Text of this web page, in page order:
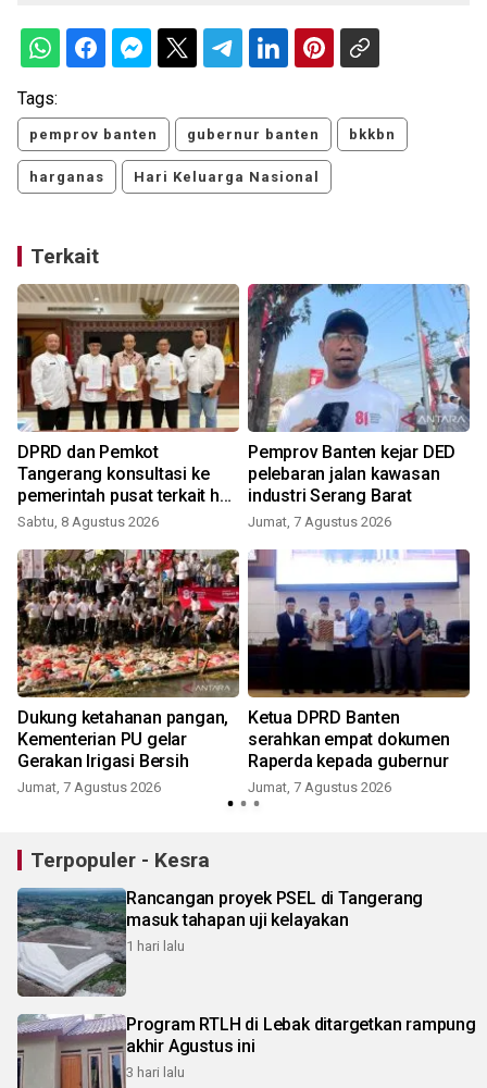
Tags:
pemprov banten gubernur banten bkkbn
harganas Hari Keluarga Nasional
Terkait
DPRD dan Pemkot
Tangerang konsultasi ke
pemerintah pusat terkait hak
PPPK
Sabtu, 8 Agustus 2026
Pemprov Banten kejar DED
pelebaran jalan kawasan
industri Serang Barat
Jumat, 7 Agustus 2026
Dukung ketahanan pangan,
Kementerian PU gelar
Gerakan Irigasi Bersih
Jumat, 7 Agustus 2026
Ketua DPRD Banten
serahkan empat dokumen
Raperda kepada gubernur
Jumat, 7 Agustus 2026
Terpopuler - Kesra
Rancangan proyek PSEL di Tangerang
masuk tahapan uji kelayakan
1 hari lalu
Program RTLH di Lebak ditargetkan rampung
akhir Agustus ini
3 hari lalu